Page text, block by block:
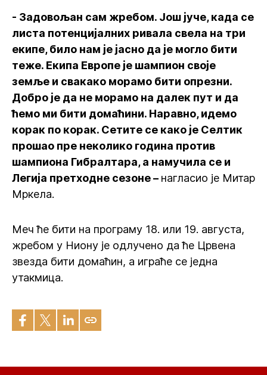
- Задовољан сам жребом. Још јуче, када се
листа потенцијалних ривала свела на три
екипе, било нам је јасно да је могло бити
теже. Екипа Европе је шампион своје
земље и свакако морамо бити опрезни.
Добро је да не морамо на далек пут и да
ћемо ми бити домаћини. Наравно, идемо
корак по корак. Сетите се како је Селтик
прошао пре неколико година против
шампиона Гибралтара, а намучила се и
Легија претходне сезоне – нагласио је Митар
Мркела.
Меч ће бити на програму 18. или 19. августа,
жребом у Ниону је одлучено да ће Црвена
звезда бити домаћин, а играће се једна
утакмица.